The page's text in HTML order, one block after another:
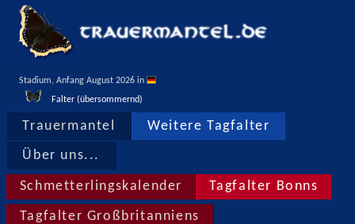
Stadium, Anfang August 2026 in
Falter (übersommernd)
Trauermantel Weitere Tagfalter
Über uns...
Schmetterlingskalender Tagfalter Bonns
Tagfalter Großbritanniens